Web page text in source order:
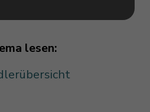
lesen: